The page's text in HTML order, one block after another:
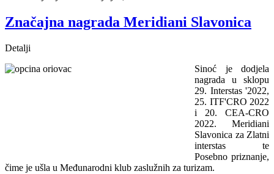
Značajna nagrada Meridiani Slavonica
Detalji
Sinoć je dodjela
nagrada u sklopu
29. Interstas '2022,
25. ITF'CRO 2022
i 20. CEA-CRO
2022. Meridiani
Slavonica za Zlatni
interstas te
Posebno priznanje,
čime je ušla u Međunarodni klub zaslužnih za turizam.